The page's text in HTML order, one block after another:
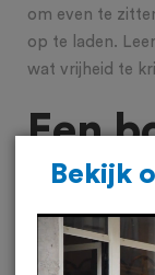
Bekijk
om even te
op te laden.
wat vrijheid te
Een
de